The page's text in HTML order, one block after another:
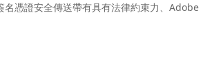
憑證安全傳送帶有具有法律約束力、Adobe